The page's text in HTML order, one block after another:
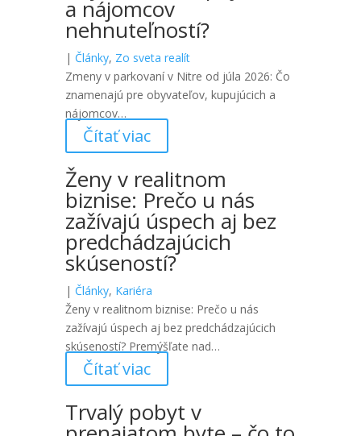
a nájomcov
nehnuteľností?
| Články, Zo sveta realít
Zmeny v parkovaní v Nitre od júla 2026: Čo
znamenajú pre obyvateľov, kupujúcich a
nájomcov…
Čítať viac
Ženy v realitnom
biznise: Prečo u nás
zažívajú úspech aj bez
predchádzajúcich
skúseností?
| Články, Kariéra
Ženy v realitnom biznise: Prečo u nás
zažívajú úspech aj bez predchádzajúcich
skúseností? Premýšľate nad…
Čítať viac
Trvalý pobyt v